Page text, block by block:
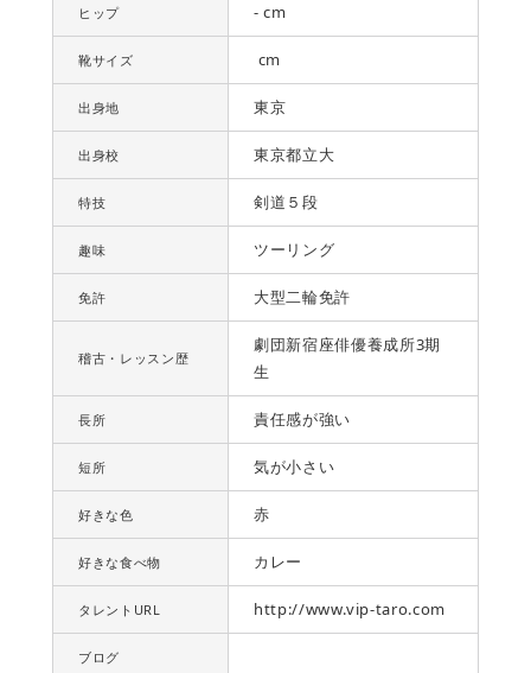
ヒップ - cm
靴サイズ cm
出身地 東京
出身校 東京都立大
特技 剣道５段
趣味 ツーリング
免許 大型二輪免許
稽古・レッスン歴
劇団新宿座俳優養成所3期
生
長所 責任感が強い
短所 気が小さい
好きな色 赤
好きな食べ物 カレー
タレントURL http://www.vip-taro.com
ブログ